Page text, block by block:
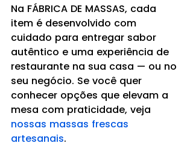
Na FÁBRICA DE MASSAS, cada
item é desenvolvido com
cuidado para entregar sabor
autêntico e uma experiência de
restaurante na sua casa — ou no
seu negócio. Se você quer
conhecer opções que elevam a
mesa com praticidade, veja
nossas massas frescas
artesanais.